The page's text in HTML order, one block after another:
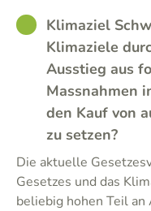
GOODKlimaziel
Klimaziele
Ausstieg aus
Massnahmen
den Kauf von
zu setzen?
Die aktuelle
Gesetzes und das
beliebig hohen Teil